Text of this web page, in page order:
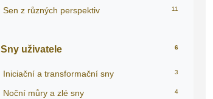
Sen z různých perspektiv 11
Sny uživatele 6
Iniciační a transformační sny 3
Noční můry a zlé sny 4